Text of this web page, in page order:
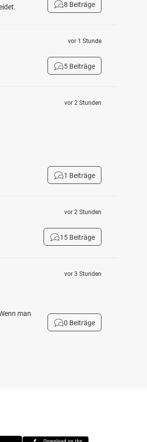
8 Beiträge
vor 1 Stunde
5 Beiträge
vor 2 Stunden
1 Beiträge
vor 2 Stunden
15 Beiträge
man
vor 3 Stunden
0 Beiträge